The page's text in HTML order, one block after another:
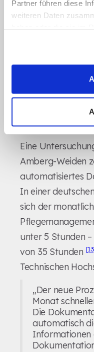
Partner führen diese
weiteren Daten
Die Unterschiede
können bis zu
verschiedenen
Schritte birgt ein
schlimmsten Fall
Compliance-
Eine
Amberg-Weiden
automatisiertes
In einer
sich der
unter 5 Stunden
von 35 Stunden
Technischen
„Der neue
Monat
Die
automatisch
Informationen